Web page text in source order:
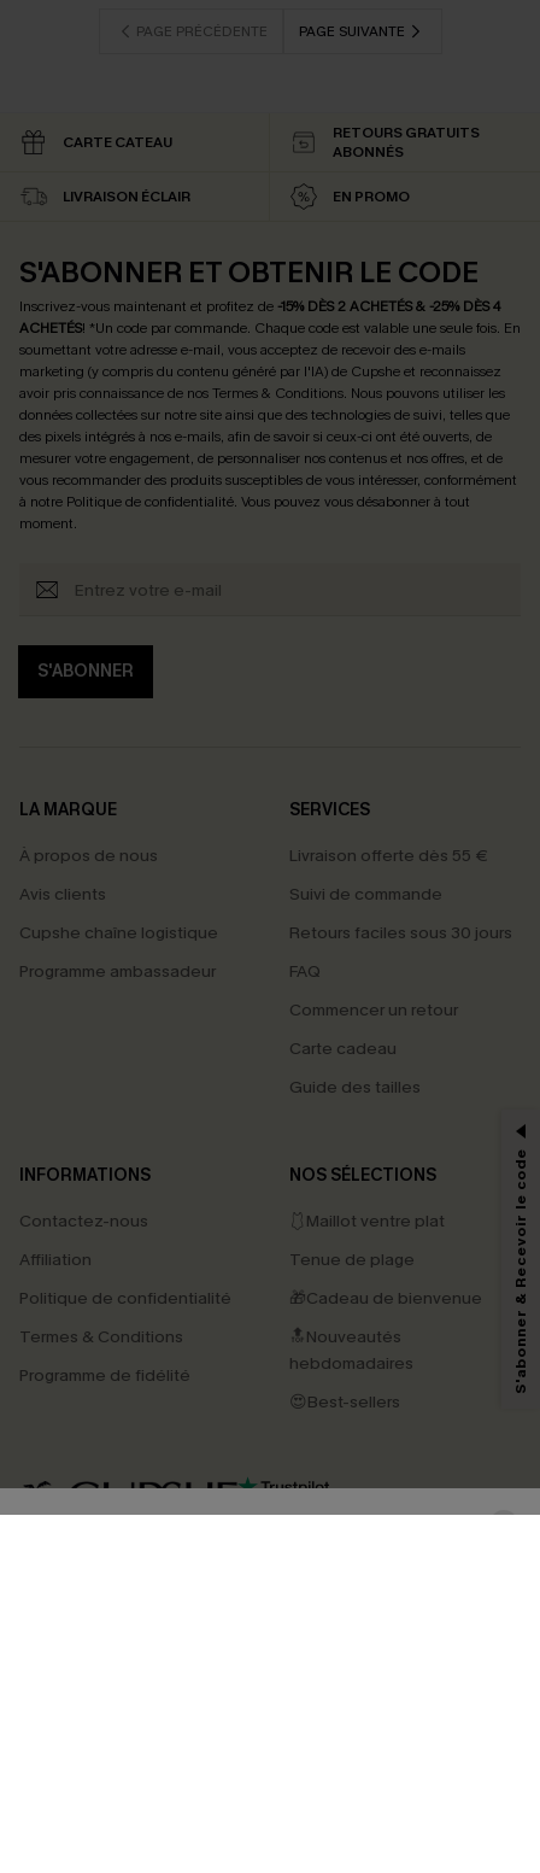
PAGE PRÉCÉDENTE PAGE SUIVANTE
CARTE CATEAU
RETOURS GRATUITS
ABONNÉS
LIVRAISON ÉCLAIR EN PROMO
S'ABONNER ET OBTENIR LE CODE
Inscrivez-vous maintenant et profitez de -15% DÈS 2 ACHETÉS & -25% DÈS 4
ACHETÉS! *Un code par commande. Chaque code est valable une seule fois. En
soumettant votre adresse e-mail, vous acceptez de recevoir des e-mails
marketing (y compris du contenu généré par l'IA) de Cupshe et reconnaissez
avoir pris connaissance de nosTermes & Conditions. Nous pouvons utiliser les
données collectées sur notre site ainsi que des technologies de suivi, telles que
des pixels intégrés à nos e-mails, afin de savoir si ceux-ci ont été ouverts, de
mesurer votre engagement, de personnaliser nos contenus et nos offres, et de
vous recommander des produits susceptibles de vous intéresser, conformément
à notre Politique de confidentialité. Vous pouvez vous désabonner à tout
moment.
S'ABONNER
LA MARQUE
À propos de nous
Avis clients
Cupshe chaîne logistique
Programme ambassadeur
SERVICES
Livraison offerte dès 55 €
Suivi de commande
Retours faciles sous 30 jours
FAQ
Commencer un retour
Carte cadeau
Guide des tailles
INFORMATIONS
Contactez-nous
Affiliation
Politique de confidentialité
Termes & Conditions
Programme de fidélité
NOS SÉLECTIONS
🩱Maillot ventre plat
Tenue de plage
🎁Cadeau de bienvenue
🔝Nouveautés
hebdomadaires
😍Best-sellers
4.4
PROFITEZ DE -15%
marketing (y compris du contenu généré par l'IA) de Cupshe et
pouvons utiliser les données collectées sur notre site ainsi que des
savoir si ceux-ci ont été ouverts, de mesurer votre engagement, de
personnaliser nos contenus et nos offres, et de vous recommander des
produits susceptibles de vous intéresser, conformément à notre
Politique de
. Vous pouvez vous désabonner à tout moment.
S'abonner & Recevoir le code